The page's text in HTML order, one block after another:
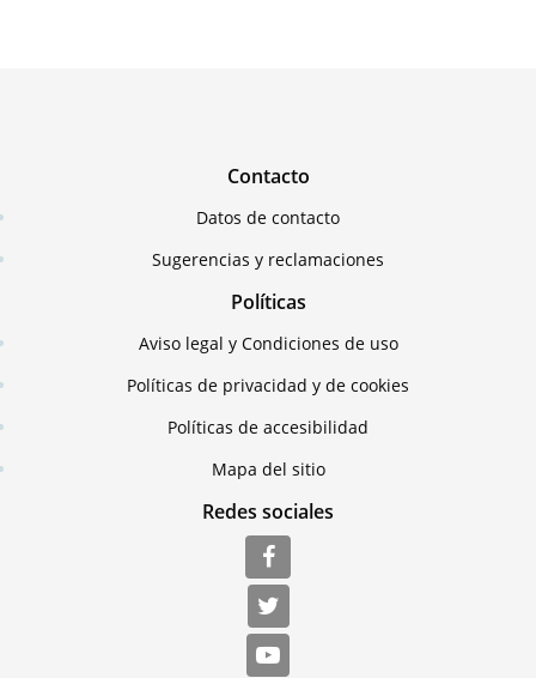
Contacto
Datos de contacto
Sugerencias y reclamaciones
Políticas
Aviso legal y Condiciones de uso
Políticas de privacidad y de cookies
Políticas de accesibilidad
Mapa del sitio
Redes sociales